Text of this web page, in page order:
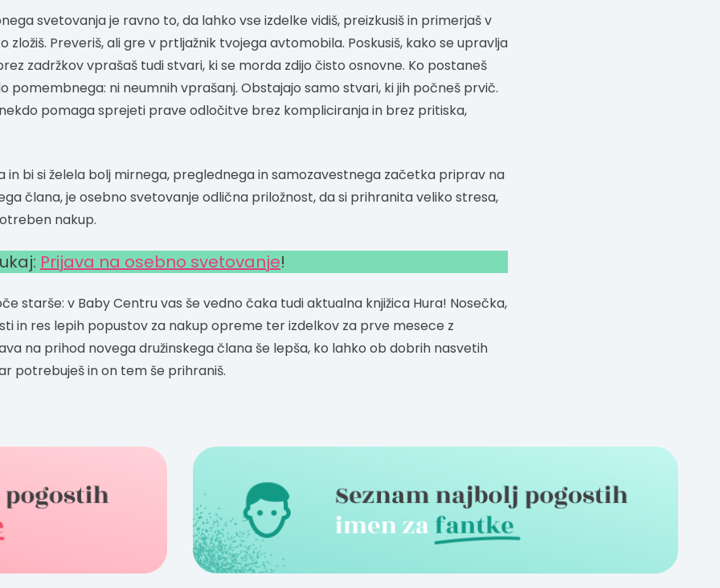
svetovanja je ravno to, da lahko vse izdelke vidiš, preizkusiš in primerjaš v
zložiš. Preveriš, ali gre v prtljažnik tvojega avtomobila. Poskusiš, kako se upravlja
zadržkov vprašaš tudi stvari, ki se morda zdijo čisto osnovne. Ko postaneš
pomembnega: ni neumnih vprašanj. Obstajajo samo stvari, ki jih počneš prvič.
pomaga sprejeti prave odločitve brez kompliciranja in brez pritiska,
in bi si želela bolj mirnega, preglednega in samozavestnega začetka priprav na
člana, je osebno svetovanje odlična priložnost, da si prihranita veliko stresa,
nakup.
Prijava na osebno svetovanje!
starše: v Baby Centru vas še vedno čaka tudi aktualna knjižica Hura! Nosečka,
in res lepih popustov za nakup opreme ter izdelkov za prve mesece z
na prihod novega družinskega člana še lepša, ko lahko ob dobrih nasvetih
potrebuješ in on tem še prihraniš.